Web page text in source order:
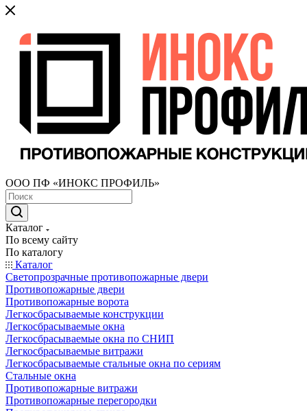
ООО ПФ «ИНОКС ПРОФИЛЬ»
Каталог
По всему сайту
По каталогу
Каталог
Светопрозрачные противопожарные двери
Противопожарные двери
Противопожарные ворота
Легкосбрасываемые конструкции
Легкосбрасываемые окна
Легкосбрасываемые окна по СНИП
Легкосбрасываемые витражи
Легкосбрасываемые стальные окна по сериям
Стальные окна
Противопожарные витражи
Противопожарные перегородки